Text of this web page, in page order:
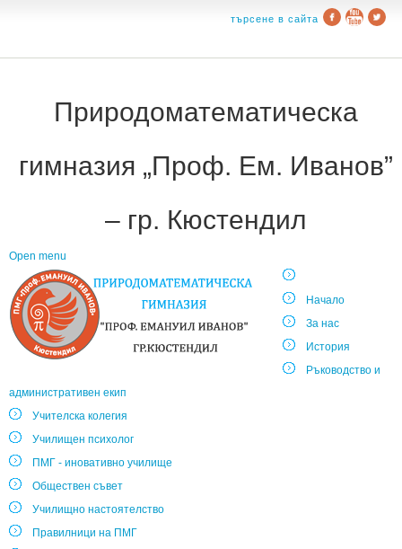
търсене в сайта
Природоматематическа
гимназия „Проф. Ем. Иванов”
– гр. Кюстендил
Open menu
Начало
За нас
История
Ръководство и
административен екип
Учителска колегия
Училищен психолог
ПМГ - иновативно училище
Обществен съвет
Училищно настоятелство
Правилници на ПМГ